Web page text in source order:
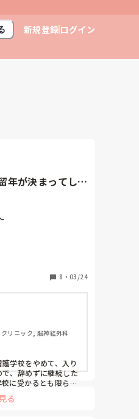
新規登録ログイン
年が決まってしま
と考えています。
めて自分で行くべ
ます。
方を知ってる方、
いします。
ことです。
8 ・ 03/24
リニック, 脳神経外科
学校をやめて、入り
、辞めずに継続した
に受かるとも限らな
てみてはどうでしょ
る